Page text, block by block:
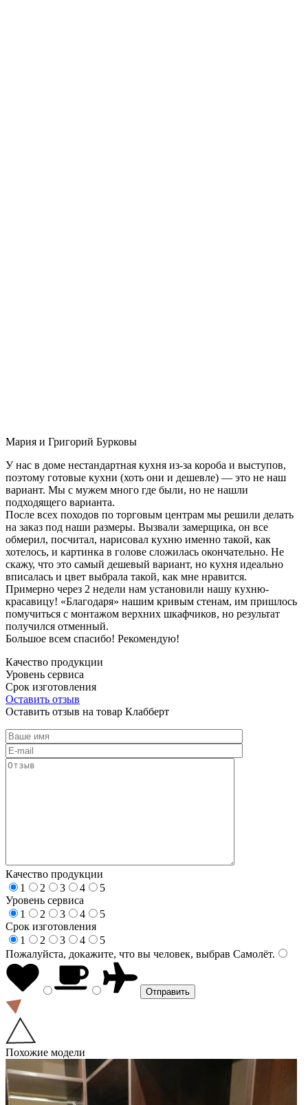
Мария и Григорий Бурковы
У нас в доме нестандартная кухня из-за короба и выступов,
поэтому готовые кухни (хоть они и дешевле) — это не наш
вариант. Мы с мужем много где были, но не нашли
подходящего варианта.
После всех походов по торговым центрам мы решили делать
на заказ под наши размеры. Вызвали замерщика, он все
обмерил, посчитал, нарисовал кухню именно такой, как
хотелось, и картинка в голове сложилась окончательно. Не
скажу, что это самый дешевый вариант, но кухня идеально
вписалась и цвет выбрала такой, как мне нравится.
Примерно через 2 недели нам установили нашу кухню-
красавицу! «Благодаря» нашим кривым стенам, им пришлось
помучиться с монтажом верхних шкафчиков, но результат
получился отменный.
Большое всем спасибо! Рекомендую!
Качество продукции
Уровень сервиса
Срок изготовления
Оставить отзыв
Оставить отзыв на товар Клабберт
Качество продукции
1
2 3 4
5
Уровень сервиса
1
2 3 4
5
Срок изготовления
1
2 3 4
5
Пожалуйста, докажите, что вы человек, выбрав Самолёт.
Похожие модели